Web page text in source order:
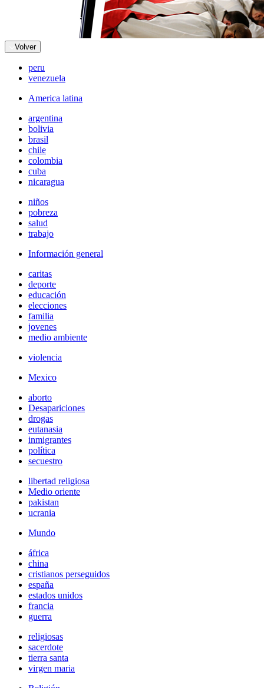
Volver
peru
venezuela
America latina
argentina
bolivia
brasil
chile
colombia
cuba
nicaragua
niños
pobreza
salud
trabajo
Información general
caritas
deporte
educación
elecciones
familia
jovenes
medio ambiente
violencia
Mexico
aborto
Desapariciones
drogas
eutanasia
inmigrantes
política
secuestro
libertad religiosa
Medio oriente
pakistan
ucrania
Mundo
áfrica
china
cristianos perseguidos
españa
estados unidos
francia
guerra
religiosas
sacerdote
tierra santa
virgen maria